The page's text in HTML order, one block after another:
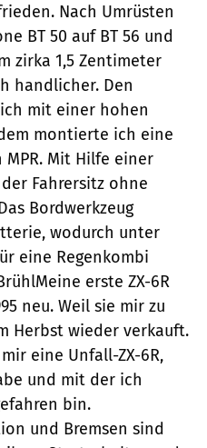
Nach Umrüsten
BT 50 auf BT 56 und
zirka 1,5 Zentimeter
handlicher. Den
mit einer hohen
montierte ich eine
Mit Hilfe einer
Fahrersitz ohne
Bordwerkzeug
wodurch unter
eine Regenkombi
erste ZX-6R
neu. Weil sie mir zu
Herbst wieder verkauft.
eine Unfall-ZX-6R,
und mit der ich
bin.
und Bremsen sind